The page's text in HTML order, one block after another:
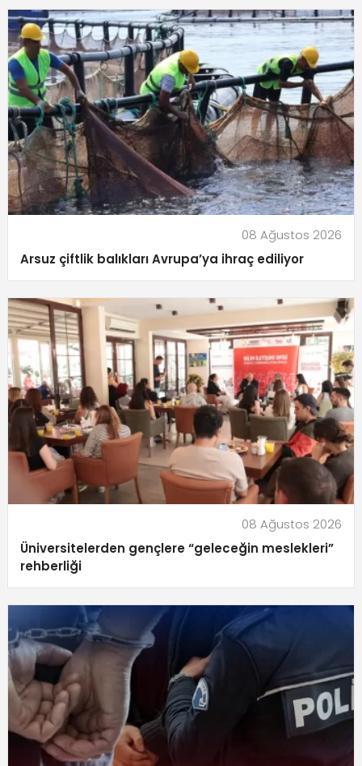
08 Ağustos 2026
Arsuz çiftlik balıkları Avrupa’ya ihraç ediliyor
08 Ağustos 2026
Üniversitelerden gençlere “geleceğin meslekleri”
rehberliği